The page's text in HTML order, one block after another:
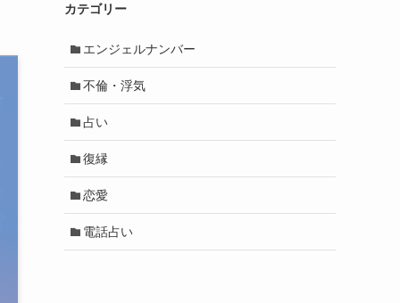
カテゴリー
エンジェルナンバー
不倫・浮気
占い
復縁
恋愛
電話占い